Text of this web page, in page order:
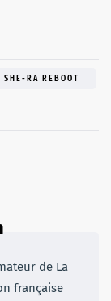
SHE-RA REBOOT
de La
française